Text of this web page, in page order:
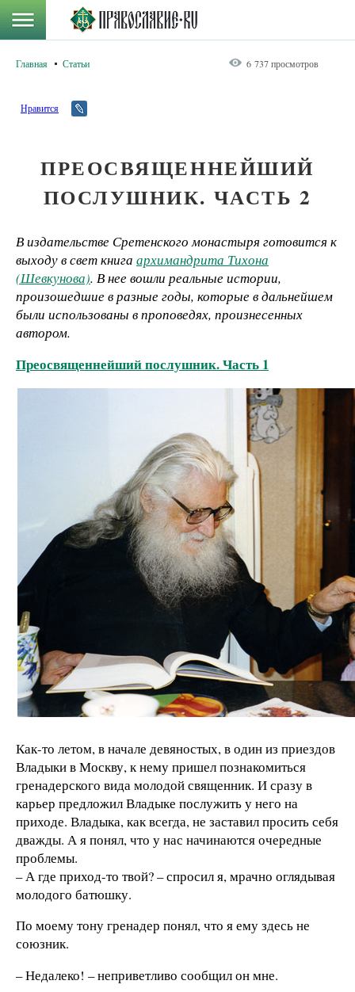
Главная Статьи 6 737 просмотров
Нравится
ПРЕОСВЯЩЕННЕЙШИЙ
ПОСЛУШНИК. ЧАСТЬ 2
В издательстве Сретенского монастыря готовится к
выходу в свет книга архимандрита Тихона
(Шевкунова). В нее вошли реальные истории,
произошедшие в разные годы, которые в дальнейшем
были использованы в проповедях, произнесенных
автором.
Преосвященнейший послушник. Часть 1
Как-то летом, в начале девяностых, в один из приездов
Владыки в Москву, к нему пришел познакомиться
гренадерского вида молодой священник. И сразу в
карьер предложил Владыке послужить у него на
приходе. Владыка, как всегда, не заставил просить себя
дважды. А я понял, что у нас начинаются очередные
проблемы.
– А где приход-то твой? – спросил я, мрачно оглядывая
молодого батюшку.
По моему тону гренадер понял, что я ему здесь не
союзник.
– Недалеко! – неприветливо сообщил он мне.